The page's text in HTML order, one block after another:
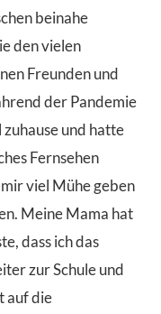
beinahe
den vielen
Freunden und
der Pandemie
und hatte
Fernsehen
viel Mühe geben
Meine Mama hat
dass ich das
zur Schule und
auf die